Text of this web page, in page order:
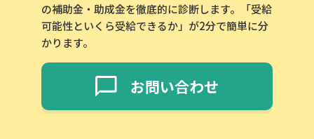
の補助金・助成金を徹底的に診断します。「受給
可能性といくら受給できるか」が2分で簡単に分
かります。
お問い合わせ